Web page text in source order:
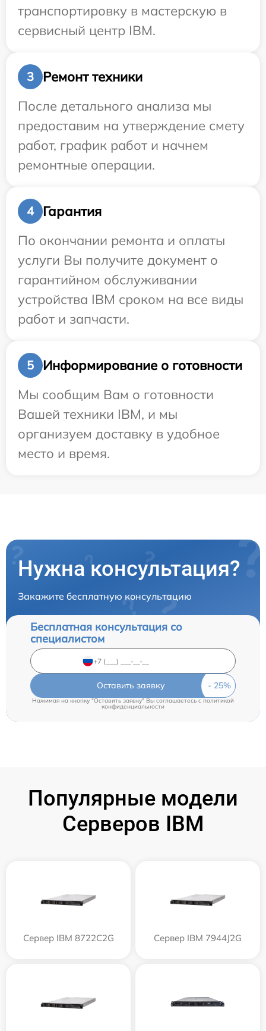
транспортировку в мастерскую в
сервисный центр IBM.
3
Ремонт техники
После детального анализа мы
предоставим на утверждение смету
работ, график работ и начнем
ремонтные операции.
4
Гарантия
По окончании ремонта и оплаты
услуги Вы получите документ о
гарантийном обслуживании
устройства IBM сроком на все виды
работ и запчасти.
5
Информирование о готовности
Мы сообщим Вам о готовности
Вашей техники IBM, и мы
организуем доставку в удобное
место и время.
Нужна консультация?
Закажите бесплатную консультацию
Бесплатная консультация со
специалистом
Оставить заявку
Нажимая на кнопку "Оставить заявку" Вы соглашаетесь c политикой
конфиденциальности
Популярные модели
Серверов IBM
Сервер IBM 8722C2G Сервер IBM 7944J2G